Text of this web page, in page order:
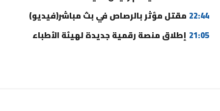
22:44 مقتل مؤثر بالرصاص في بث مباشر(فيديو)
21:05 إطلاق منصة رقمية جديدة لهيئة الأطباء